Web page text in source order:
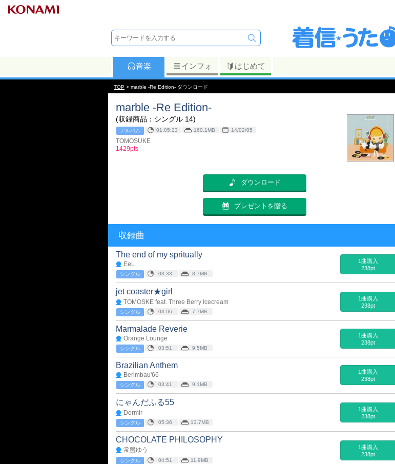
音楽 インフォ はじめて
TOP > marble -Re Edition- ダウンロード
marble -Re Edition-
(収録商品：シングル 14)
アルバム 01:05:23 160.1MB 14/02/05
TOMOSUKE
1429pts
ダウンロード
プレゼントを贈る
収録曲
The end of my spritually
EeL
シングル 03:33 8.7MB
1曲購入
238pt
jet coaster★girl
TOMOSKE feat. Three Berry Icecream
シングル 03:06 7.7MB
1曲購入
238pt
Marmalade Reverie
Orange Lounge
シングル 03:51 9.5MB
1曲購入
238pt
Brazilian Anthem
Berimbau'66
シングル 03:41 9.1MB
1曲購入
238pt
にゃんだふる55
Dormir
シングル 05:36 13.7MB
1曲購入
238pt
CHOCOLATE PHILOSOPHY
常盤ゆう
シングル 04:51 11.9MB
1曲購入
238pt